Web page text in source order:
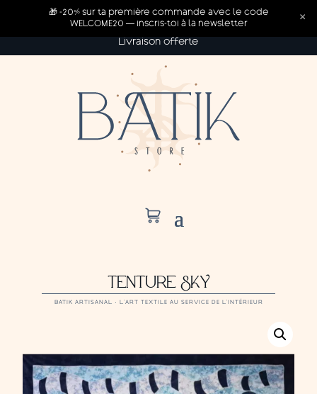
Livraison offerte
TENTURE SKY
BATIK ARTISANAL · L’ART TEXTILE AU SERVICE DE L’INTÉRIEUR
🎁 -20% sur ta première commande avec le code
WELCOME20 — inscris-toi à la newsletter
×